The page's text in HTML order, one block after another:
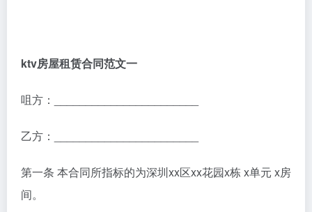
ktv房屋租赁合同范文一
咀方：_______________________
乙方：_______________________
第一条 本合同所指标的为深圳xx区xx花园x栋 x单元 x房
间。